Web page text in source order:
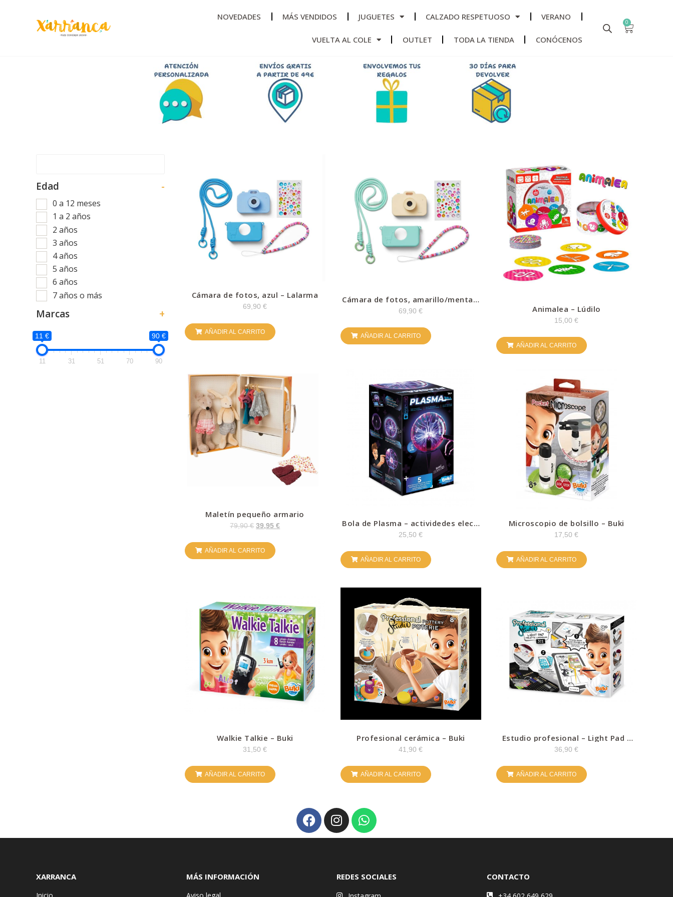
NOVEDADES MÁS VENDIDOS JUGUETES CALZADO RESPETUOSO VERANO
VUELTA AL COLE OUTLET TODA LA TIENDA CONÓCENOS
0
Edad -
0 a 12 meses
1 a 2 años
2 años
3 años
4 años
5 años
6 años
7 años o más
Marcas +
11 € 90 €
11 31 51 70 90
Cámara de fotos, azul – Lalarma
69,90€
AÑADIR AL CARRITO
Cámara de fotos, amarillo/menta –
Lalarma
69,90€
AÑADIR AL CARRITO
Animalea – Lúdilo
15,00€
AÑADIR AL CARRITO
Maletín pequeño armario
79,90€ 39,95€
AÑADIR AL CARRITO
Bola de Plasma – actividedes elect.
estática – Buki
25,50€
AÑADIR AL CARRITO
Microscopio de bolsillo – Buki
17,50€
AÑADIR AL CARRITO
Walkie Talkie – Buki
31,50€
AÑADIR AL CARRITO
Profesional cerámica – Buki
41,90€
AÑADIR AL CARRITO
Estudio profesional – Light Pad –
Buki
36,90€
AÑADIR AL CARRITO
XARRANCA MÁS INFORMACIÓN REDES SOCIALES CONTACTO